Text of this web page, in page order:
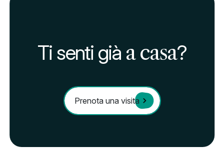
Ti senti già a casa?
Prenota una visita